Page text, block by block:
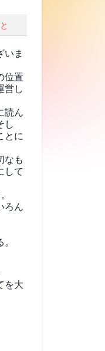
いま
位置
営し
読ん
し
とに
なも
して
ろん
を大